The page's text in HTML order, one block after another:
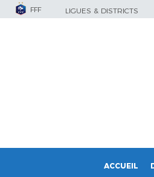
FFF LIGUES & DISTRICTS
ACCUEIL